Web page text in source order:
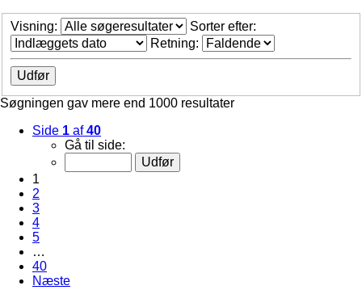
Visning:
Sorter efter:
Retning:
Søgningen gav mere end 1000 resultater
Side 1 af40
Gå til side:
1
2
3
4
5
…
40
Næste